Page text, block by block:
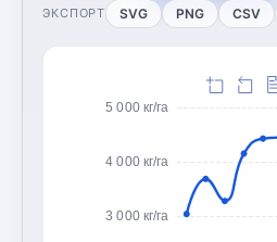
ЭКСПОРТ SVG PNG CSV
3 000 кг/га
4 000 кг/га
5 000 кг/га